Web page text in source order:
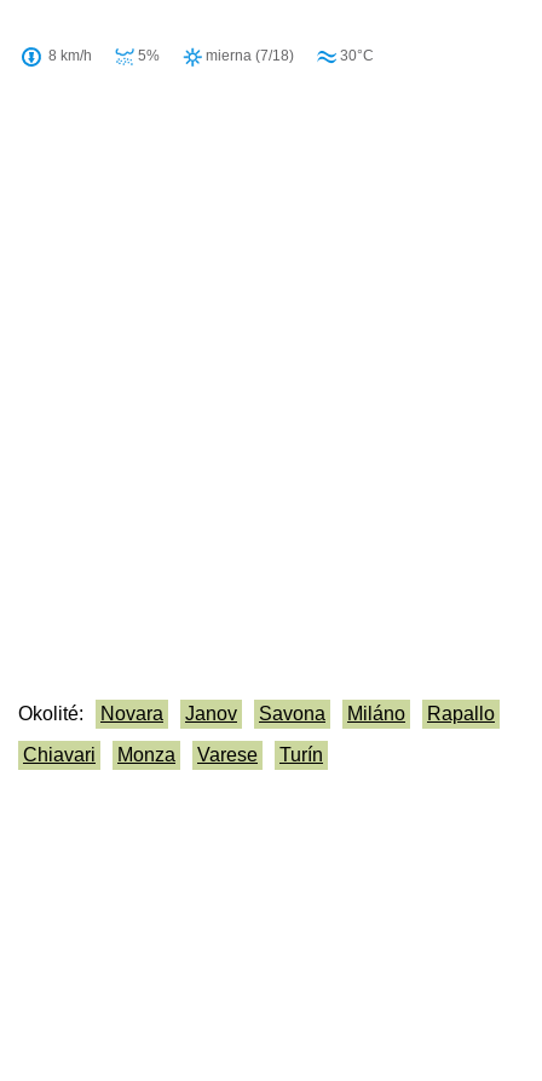
8 km/h 5% mierna (7/18) 30°C
Okolité: Novara Janov Savona Miláno
Rapallo
Chiavari
Monza Varese Turín